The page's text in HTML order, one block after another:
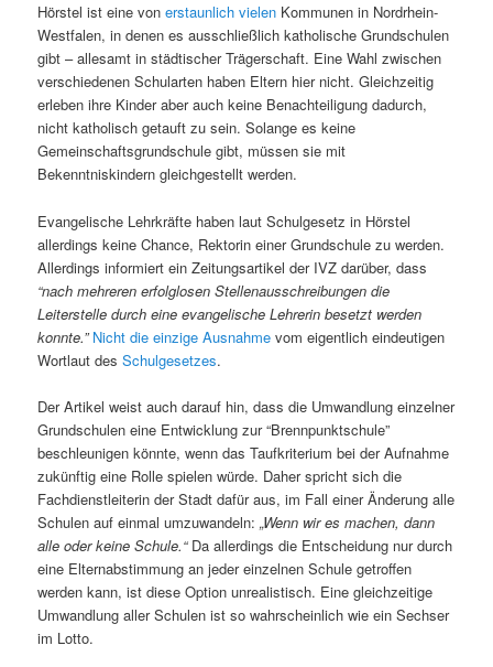
Hörstel ist eine vonerstaunlich vielen Kommunen in Nordrhein-
Westfalen, in denen es ausschließlich katholische Grundschulen
gibt – allesamt in städtischer Trägerschaft. Eine Wahl zwischen
verschiedenen Schularten haben Eltern hier nicht. Gleichzeitig
erleben ihre Kinder aber auch keine Benachteiligung dadurch,
nicht katholisch getauft zu sein. Solange es keine
Gemeinschaftsgrundschule gibt, müssen sie mit
Bekenntniskindern gleichgestellt werden.
Evangelische Lehrkräfte haben laut Schulgesetz in Hörstel
allerdings keine Chance, Rektorin einer Grundschule zu werden.
Allerdings informiert ein Zeitungsartikel der IVZ darüber, dass
“nach mehreren erfolglosen Stellenausschreibungen die
Leiterstelle durch eine evangelische Lehrerin besetzt werden
konnte.” Nicht die einzige Ausnahme vom eigentlich eindeutigen
Wortlaut desSchulgesetzes.
Der Artikel weist auch darauf hin, dass die Umwandlung einzelner
Grundschulen eine Entwicklung zur “Brennpunktschule”
beschleunigen könnte, wenn das Taufkriterium bei der Aufnahme
zukünftig eine Rolle spielen würde. Daher spricht sich die
Fachdienstleiterin der Stadt dafür aus, im Fall einer Änderung alle
Schulen auf einmal umzuwandeln:„Wenn wir es machen, dann
alle oder keine Schule.“Da allerdings die Entscheidung nur durch
eine Elternabstimmung an jeder einzelnen Schule getroffen
werden kann, ist diese Option unrealistisch. Eine gleichzeitige
Umwandlung aller Schulen ist so wahrscheinlich wie ein Sechser
im Lotto.